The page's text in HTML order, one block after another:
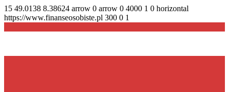
15 49.0138 8.38624 arrow 0 arrow 0 4000 1 0 horizontal
https://www.finanseosobiste.pl 300 0 1